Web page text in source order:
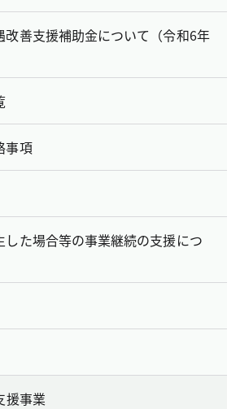
改善支援補助金について（令和6年
事項
した場合等の事業継続の支援につ
援事業